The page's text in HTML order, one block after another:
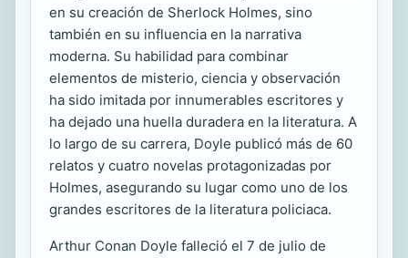
en su creación de Sherlock Holmes, sino
también en su influencia en la narrativa
moderna. Su habilidad para combinar
elementos de misterio, ciencia y observación
ha sido imitada por innumerables escritores y
ha dejado una huella duradera en la literatura. A
lo largo de su carrera, Doyle publicó más de 60
relatos y cuatro novelas protagonizadas por
Holmes, asegurando su lugar como uno de los
grandes escritores de la literatura policiaca.
Arthur Conan Doyle falleció el 7 de julio de